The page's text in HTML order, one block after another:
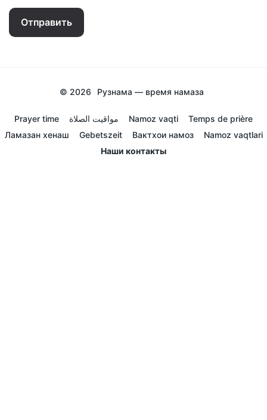
Отправить
© 2026 Рузнама — время намаза
Prayer time مواقيت الصلاة Namoz vaqti
Temps de prière
Ламазан хенаш
Gebetszeit Вактхои намоз
Namoz vaqtlari
Наши контакты